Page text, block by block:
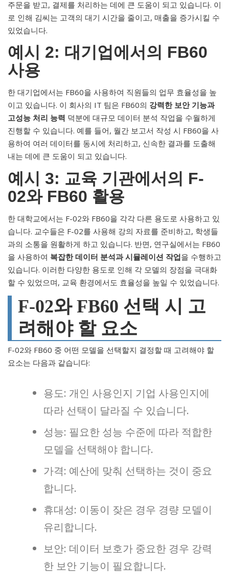
주문을 받고, 결제를 처리하는 데에 큰 도움이 되고 있습니다. 이
로 인해 김씨는 고객의 대기 시간을 줄이고, 매출을 증가시킬 수
있었습니다.
예시 2: 대기업에서의 FB60
사용
한 대기업에서는 FB60을 사용하여 직원들의 업무 효율성을 높
이고 있습니다. 이 회사의 IT 팀은 FB60의 강력한 보안 기능과
고성능 처리 능력 덕분에 대규모 데이터 분석 작업을 수월하게
진행할 수 있습니다. 예를 들어, 월간 보고서 작성 시 FB60을 사
용하여 여러 데이터를 동시에 처리하고, 신속한 결과를 도출해
내는 데에 큰 도움이 되고 있습니다.
예시 3: 교육 기관에서의 F-
02와 FB60 활용
한 대학교에서는 F-02와 FB60을 각각 다른 용도로 사용하고 있
습니다. 교수들은 F-02를 사용해 강의 자료를 준비하고, 학생들
과의 소통을 원활하게 하고 있습니다. 반면, 연구실에서는 FB60
을 사용하여 복잡한 데이터 분석과 시뮬레이션 작업을 수행하고
있습니다. 이러한 다양한 용도로 인해 각 모델의 장점을 극대화
할 수 있었으며, 교육 환경에서도 효율성을 높일 수 있었습니다.
F-02와 FB60 선택 시 고
려해야 할 요소
F-02와 FB60 중 어떤 모델을 선택할지 결정할 때 고려해야 할
요소는 다음과 같습니다:
용도: 개인 사용인지 기업 사용인지에
따라 선택이 달라질 수 있습니다.
성능: 필요한 성능 수준에 따라 적합한
모델을 선택해야 합니다.
가격: 예산에 맞춰 선택하는 것이 중요
합니다.
휴대성: 이동이 잦은 경우 경량 모델이
유리합니다.
보안: 데이터 보호가 중요한 경우 강력
한 보안 기능이 필요합니다.